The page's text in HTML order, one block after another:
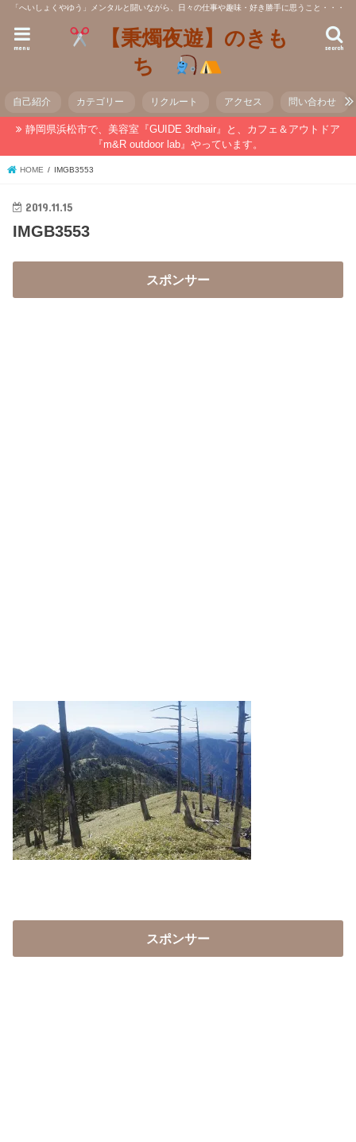
「へいしょくやゆう」メンタルと闘いながら、日々の仕事や趣味・好き勝手に思うこと・・・
【秉燭夜遊】のきも
ち
search
menu
自己紹介 カテゴリー リクルート アクセス 問い合わせ
静岡県浜松市で、美容室『GUIDE 3rdhair』と、カフェ＆アウトドア
『m&R outdoor lab』やっています。
HOME IMGB3553
2019.11.15
IMGB3553
スポンサー
スポンサー